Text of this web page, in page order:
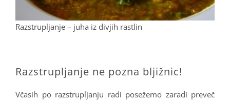
Razstrupljanje – juha iz divjih rastlin
Razstrupljanje ne pozna bljižnic!
Včasih po razstrupljanju radi posežemo zaradi preveč